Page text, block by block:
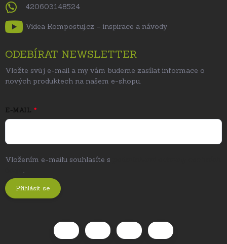
420603148524
Videa Kompostuj.cz – inspirace a návody
ODEBÍRAT NEWSLETTER
Vložte svůj e-mail a my vám budeme zasílat informace o
nových produktech na našem e-shopu.
E-MAIL
Vložením e-mailu souhlasíte s
.
Přihlásit se